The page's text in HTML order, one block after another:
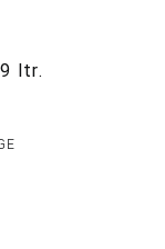
ltr.